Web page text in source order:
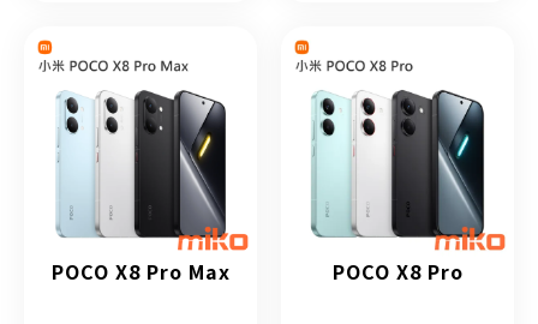
POCO X8 Pro Max POCO X8 Pro